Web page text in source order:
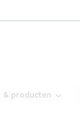
& producten